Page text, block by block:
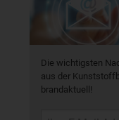
Die wichtigsten
aus der
brandaktuell!